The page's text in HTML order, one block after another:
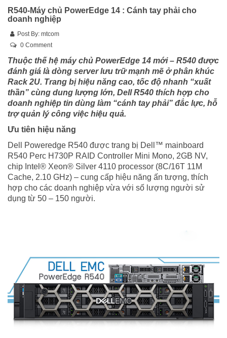
R540-Máy chủ PowerEdge 14 : Cánh tay phải cho
doanh nghiệp
Post By: mtcom
0 Comment
Thuộc thế hệ máy chủ PowerEdge 14 mới – R540 được
đánh giá là dòng server lưu trữ mạnh mẽ ở phân khúc
Rack 2U. Trang bị hiệu năng cao, tốc độ nhanh “xuất
thần” cùng dung lượng lớn, Dell R540 thích hợp cho
doanh nghiệp tin dùng làm “cánh tay phải” đắc lực, hỗ
trợ quản lý công việc hiệu quả.
Ưu tiên hiệu năng
Dell Poweredge R540 được trang bị Dell™ mainboard
R540 Perc H730P RAID Controller Mini Mono, 2GB NV,
chip Intel® Xeon® Silver 4110 processor (8C/16T 11M
Cache, 2.10 GHz) – cung cấp hiệu năng ấn tượng, thích
hợp cho các doanh nghiệp vừa với số lượng người sử
dụng từ 50 – 150 người.